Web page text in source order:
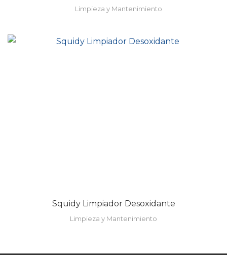
Limpieza y Mantenimiento
Squidy Limpiador Desoxidante
Limpieza y Mantenimiento